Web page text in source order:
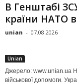
В Генштабі
країни НАТО
unian - 07.08.2026
Unian
Джерело: www.unian.ua
військової допомоги.